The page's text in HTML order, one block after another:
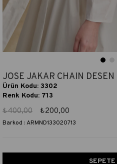
JOSE JAKAR CHAIN
Ürün Kodu: 3302
Renk Kodu: 713
₺400,00 ₺200,00
Barkod :ARMND133020713